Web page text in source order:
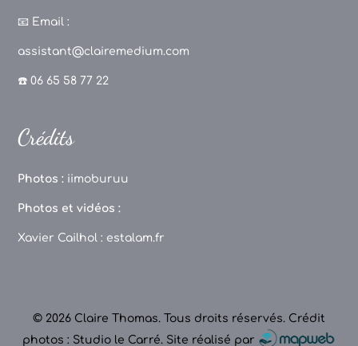
📧 Email :
assistant@clairemedium.com
☎️ 06 65 58 77 22
Crédits
Photos : iimoburuu
Photos et vidéos :
Xavier Cailhol : estalam.fr
© 2026 Claire Thomas. Tous droits réservés. Crédit
photos : Studio le Carré. Site réalisé par